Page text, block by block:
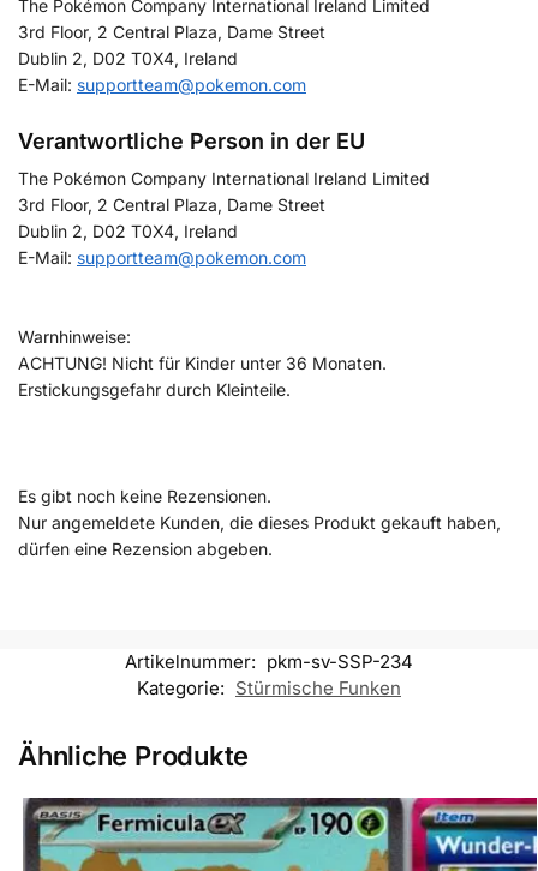
The Pokémon Company International Ireland Limited
3rd Floor, 2 Central Plaza, Dame Street
Dublin 2, D02 T0X4, Ireland
E-Mail: supportteam@pokemon.com
Verantwortliche Person in der EU
The Pokémon Company International Ireland Limited
3rd Floor, 2 Central Plaza, Dame Street
Dublin 2, D02 T0X4, Ireland
E-Mail: supportteam@pokemon.com
Warnhinweise:
ACHTUNG! Nicht für Kinder unter 36 Monaten.
Erstickungsgefahr durch Kleinteile.
Es gibt noch keine Rezensionen.
Nur angemeldete Kunden, die dieses Produkt gekauft haben,
dürfen eine Rezension abgeben.
Artikelnummer: pkm-sv-SSP-234
Kategorie: Stürmische Funken
Ähnliche Produkte